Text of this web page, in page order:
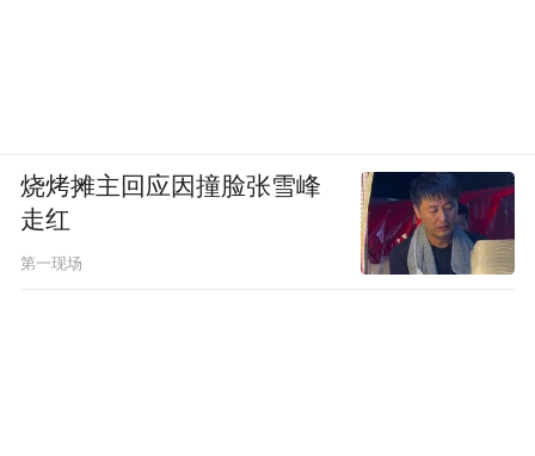
烧烤摊主回应因撞脸张雪峰
走红
第一现场